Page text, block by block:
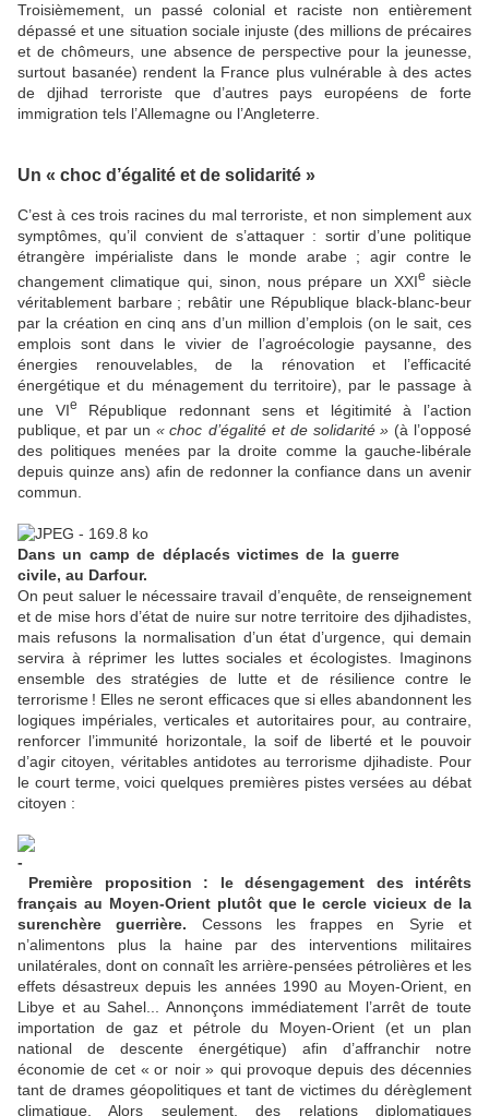
Troisièmement, un passé colonial et raciste non entièrement
dépassé et une situation sociale injuste (des millions de précaires
et de chômeurs, une absence de perspective pour la jeunesse,
surtout basanée) rendent la France plus vulnérable à des actes
de djihad terroriste que d’autres pays européens de forte
immigration tels l’Allemagne ou l’Angleterre.
Un « choc d’égalité et de solidarité »
C’est à ces trois racines du mal terroriste, et non simplement aux
symptômes, qu’il convient de s’attaquer : sortir d’une politique
étrangère impérialiste dans le monde arabe ; agir contre le
changement climatique qui, sinon, nous prépare un XXIe siècle
véritablement barbare ; rebâtir une République black-blanc-beur
par la création en cinq ans d’un million d’emplois (on le sait, ces
emplois sont dans le vivier de l’agroécologie paysanne, des
énergies renouvelables, de la rénovation et l’efficacité
énergétique et du ménagement du territoire), par le passage à
une VIe
République redonnant sens et légitimité à l’action
publique, et par un« choc d’égalité et de solidarité »(à l’opposé
des politiques menées par la droite comme la gauche-libérale
depuis quinze ans) afin de redonner la confiance dans un avenir
commun.
Dans un camp de déplacés victimes de la guerre
civile, au Darfour.
On peut saluer le nécessaire travail d’enquête, de renseignement
et de mise hors d’état de nuire sur notre territoire des djihadistes,
mais refusons la normalisation d’un état d’urgence, qui demain
servira à réprimer les luttes sociales et écologistes. Imaginons
ensemble des stratégies de lutte et de résilience contre le
terrorisme ! Elles ne seront efficaces que si elles abandonnent les
logiques impériales, verticales et autoritaires pour, au contraire,
renforcer l’immunité horizontale, la soif de liberté et le pouvoir
d’agir citoyen, véritables antidotes au terrorisme djihadiste. Pour
le court terme, voici quelques premières pistes versées au débat
citoyen :
Première proposition : le désengagement des intérêts
français au Moyen-Orient plutôt que le cercle vicieux de la
surenchère guerrière. Cessons les frappes en Syrie et
n’alimentons plus la haine par des interventions militaires
unilatérales, dont on connaît les arrière-pensées pétrolières et les
effets désastreux depuis les années 1990 au Moyen-Orient, en
Libye et au Sahel... Annonçons immédiatement l’arrêt de toute
importation de gaz et pétrole du Moyen-Orient (et un plan
national de descente énergétique) afin d’affranchir notre
économie de cet « or noir » qui provoque depuis des décennies
tant de drames géopolitiques et tant de victimes du dérèglement
climatique. Alors seulement, des relations diplomatiques